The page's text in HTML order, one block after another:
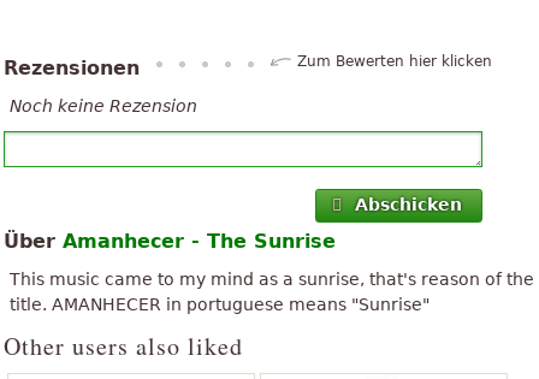
Rezensionen Zum Bewerten hier klicken
Noch keine Rezension
Abschicken
Über Amanhecer - The Sunrise
This music came to my mind as a sunrise, that's reason of the
title. AMANHECER in portuguese means "Sunrise"
Other users also liked